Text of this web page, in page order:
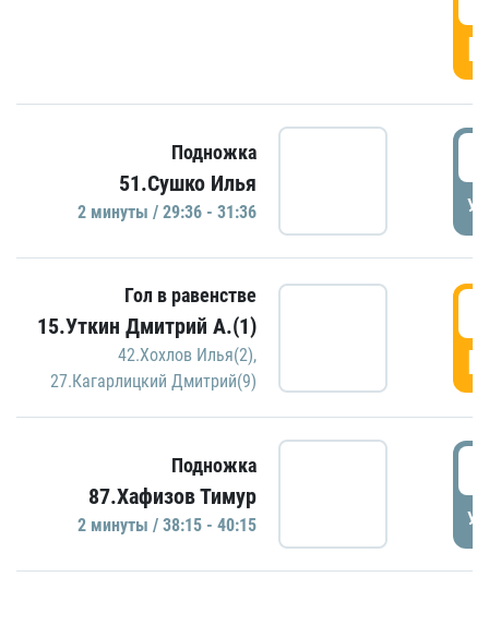
Подножка
51.Сушко Илья
2 минуты / 29:36 - 31:36
Гол в равенстве
15.Уткин Дмитрий А.(1)
42.Хохлов Илья(2),
27.Кагарлицкий Дмитрий(9)
Подножка
87.Хафизов Тимур
2 минуты / 38:15 - 40:15